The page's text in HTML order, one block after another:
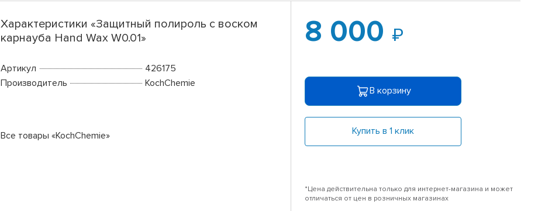
Характеристики «Защитный полироль с воском
карнауба Hand Wax W0.01»
Артикул
426175
Производитель
KochChemie
Все товары «KochChemie»
8 000
В корзину
Купить в 1 клик
*Цена действительна только для интернет-магазина и может
отличаться от цен в розничных магазинах